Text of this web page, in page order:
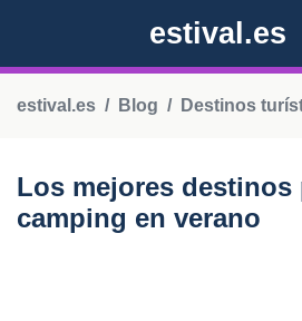
estival.es
estival.es Blog Destinos
Los mejores destinos
camping en verano